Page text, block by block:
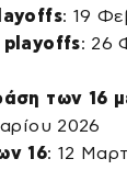
: 19
playoffs: 26
των 16
2026
16: 12